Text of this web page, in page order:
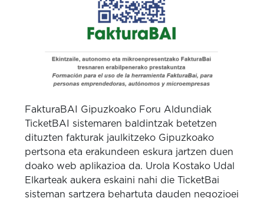
FakturaBAI Gipuzkoako Foru Aldundiak
TicketBAI sistemaren baldintzak betetzen
dituzten fakturak jaulkitzeko Gipuzkoako
pertsona eta erakundeen eskura jartzen duen
doako web aplikazioa da. Urola Kostako Udal
Elkarteak aukera eskaini nahi die TicketBai
sisteman sartzera behartuta dauden negozioei